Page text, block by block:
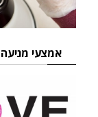
אמצעי